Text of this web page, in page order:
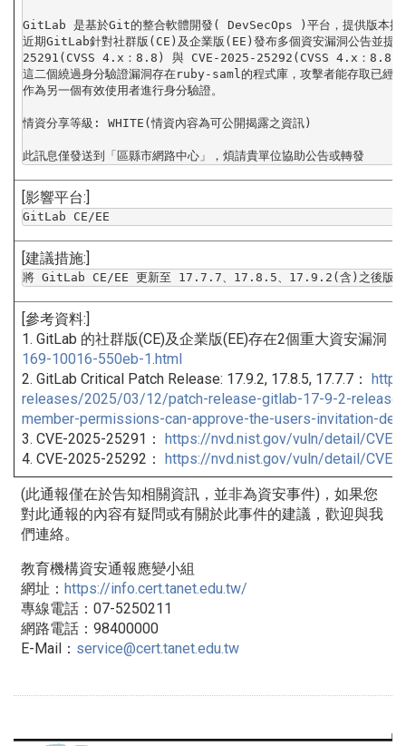
GitLab 是基於Git的整合軟體開發( DevSecOps )平台，提供版本控
近期GitLab針對社群版(CE)及企業版(EE) 發布多個資安漏洞公告並提
25291(CVSS 4.x：8.8) 與 CVE-2025-25292(CVSS 4.x：8.8)為
這二個繞過身分驗證漏洞存在ruby-saml的程式庫， 攻擊者能存取已經
作為另一個有效使用者進行身分驗證。
情資分享等級: WHITE(情資內容為可公開揭露之資訊)
此訊息僅發送到「區縣市網路中心」，煩請貴單位協助公告或轉發
[影響平台:]
GitLab CE/EE
[建議措施:]
將 GitLab CE/EE 更新至 17.7.7、17.8.5、17.9.2(含)之後版本
[參考資料:]
1. GitLab 的社群版(CE)及企業版(EE)存在2個重大資安漏洞：
169-10016-550eb-1.html
2. GitLab Critical Patch Release: 17.9.2, 17.8.5, 17.7.7：
releases/2025/03/12/patch-release-gitlab-17-9-2-
member-permissions-can-approve-the-users-invitation-
3. CVE-2025-25291： https://nvd.nist.gov/vuln/detail/CVE-
4. CVE-2025-25292： https://nvd.nist.gov/vuln/detail/CVE-
(此通報僅在於告知相關資訊，並非為資安事件)， 如果您
對此通報的內容有疑問或有關於此事件的建議， 歡迎與我
們連絡。
教育機構資安通報應變小組
網址： https://info.cert.tanet.edu.tw/
專線電話：07-5250211
網路電話：98400000
E-Mail： service@cert.tanet.edu.tw